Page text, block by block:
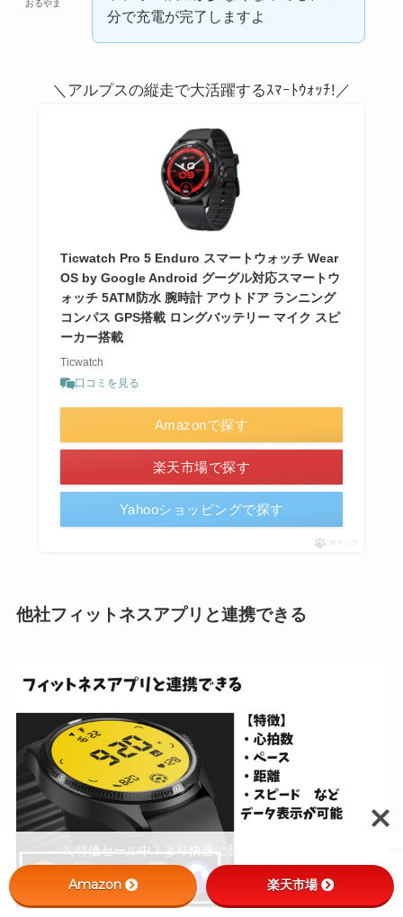
おるやま
分で充電が完了しますよ
＼アルプスの縦走で大活躍するｽﾏｰﾄｳｫｯﾁ!／
Ticwatch Pro 5 Enduro スマートウォッチ Wear
OS by Google Android グーグル対応スマートウ
ォッチ 5ATM防水 腕時計 アウトドア ランニング
コンパス GPS搭載 ロングバッテリー マイク スピ
ーカー搭載
Ticwatch
口コミを見る
Amazonで探す
楽天市場で探す
Yahooショッピングで探す
ポチップ
他社フィットネスアプリと連携できる
＼特価セール中！より快適に登山したい人向け／
Amazon 楽天市場